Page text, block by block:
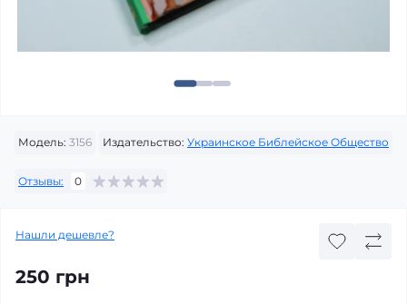
Модель: 3156 Издательство: Украинское Библейское Общество
Отзывы: 0
Нашли дешевле?
250 грн